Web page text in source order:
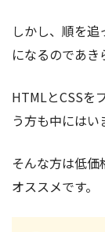
しかし、順を
になるのであ
HTMLとCSSを
う方も中にはい
そんな方は低
オススメです。